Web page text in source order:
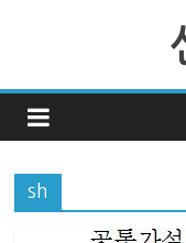
한
국
산
sh